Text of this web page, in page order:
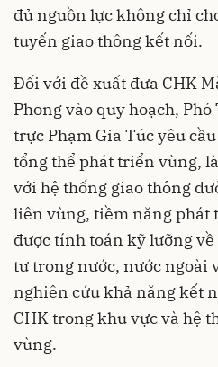
đủ nguồn lực không chỉ
tuyến giao thông kết nối.
Đối với đề xuất đưa CHK
Phong vào quy hoạch,
trực Phạm Gia Túc yêu
tổng thể phát triển vùng,
với hệ thống giao thông
liên vùng, tiềm năng phát
được tính toán kỹ lưỡng
tư trong nước, nước ngoài
nghiên cứu khả năng kết
CHK trong khu vực và hệ
vùng.